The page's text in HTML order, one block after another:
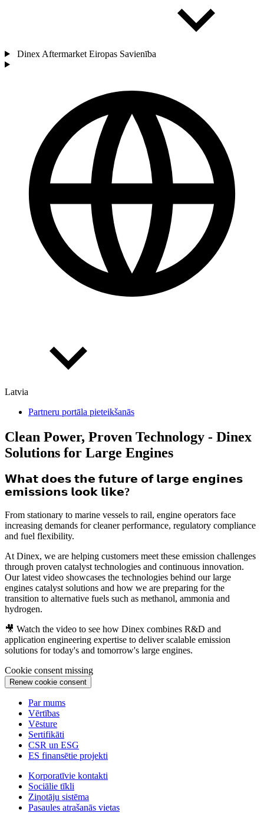
Dinex Aftermarket Eiropas Savienība
Latvia
Partneru portāla pieteikšanās
Clean Power, Proven Technology - Dinex
Solutions for Large Engines
𝗪𝗵𝗮𝘁 𝗱𝗼𝗲𝘀 𝘁𝗵𝗲 𝗳𝘂𝘁𝘂𝗿𝗲 𝗼𝗳 𝗹𝗮𝗿𝗴𝗲 𝗲𝗻𝗴𝗶𝗻𝗲𝘀
𝗲𝗺𝗶𝘀𝘀𝗶𝗼𝗻𝘀 𝗹𝗼𝗼𝗸 𝗹𝗶𝗸𝗲?
From stationary to marine vessels to rail, engine operators face
increasing demands for cleaner performance, regulatory compliance
and fuel flexibility.
At Dinex, we are helping customers meet these emission challenges
through proven catalyst technologies and continuous innovation.
Our latest video showcases the technologies behind our large
engines catalyst solutions and how we are preparing for the
transition to alternative fuels such as methanol, ammonia and
hydrogen.
🎥 Watch the video to see how Dinex combines R&D and
application engineering expertise to deliver scalable emission
solutions for today's and tomorrow's large engines.
Cookie consent missing
Renew cookie consent
Par mums
Vērtības
Vēsture
Sertifikāti
CSR un ESG
ES finansētie projekti
Korporatīvie kontakti
Sociālie tīkli
Ziņotāju sistēma
Pasaules atrašanās vietas